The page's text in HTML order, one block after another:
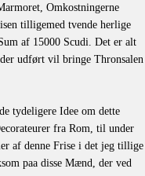
Omkostningerne
tilligemed tvende herlige
af 15000 Scudi. Det er alt
udført vil bringe Thronsalen
tydeligere Idee om dette
fra Rom, til under
af denne Frise i det jeg tillige
paa disse Mænd, der ved